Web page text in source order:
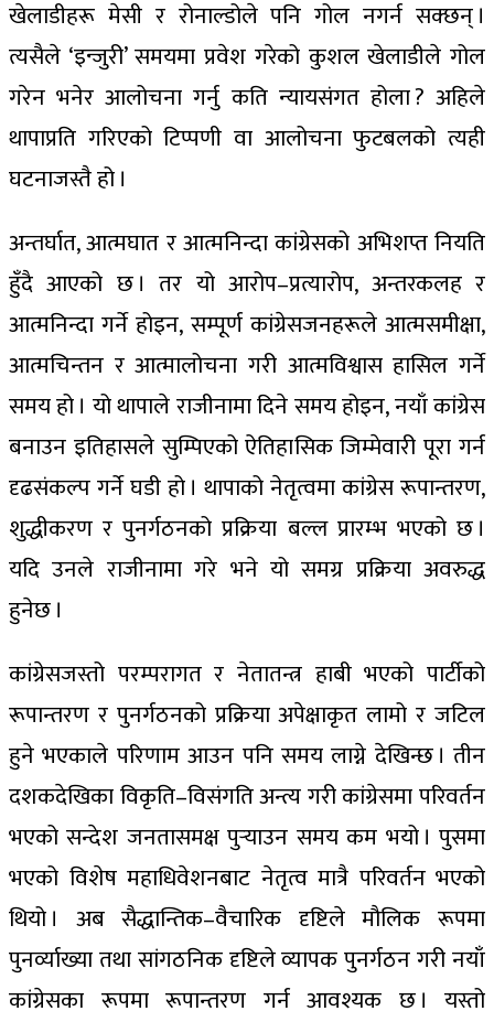
खेलाडीहरू मेसी र रोनाल्डोले पनि गोल नगर्न सक्छन् ।
त्यसैले ‘इन्जुरी’ समयमा प्रवेश गरेको कुशल खेलाडीले गोल
गरेन भनेर आलोचना गर्नु कति न्यायसंगत होला ? अहिले
थापाप्रति गरिएको टिप्पणी वा आलोचना फुटबलको त्यही
घटनाजस्तै हो ।
अन्तर्घात, आत्मघात र आत्मनिन्दा कांग्रेसको अभिशप्त नियति
हुँदै आएको छ । तर यो आरोप–प्रत्यारोप, अन्तरकलह र
आत्मनिन्दा गर्ने होइन, सम्पूर्ण कांग्रेसजनहरूले आत्मसमीक्षा,
आत्मचिन्तन र आत्मालोचना गरी आत्मविश्वास हासिल गर्ने
समय हो । यो थापाले राजीनामा दिने समय होइन, नयाँ कांग्रेस
बनाउन इतिहासले सुम्पिएको ऐतिहासिक जिम्मेवारी पूरा गर्न
दृढसंकल्प गर्ने घडी हो । थापाको नेतृत्वमा कांग्रेस रूपान्तरण,
शुद्धीकरण र पुनर्गठनको प्रक्रिया बल्ल प्रारम्भ भएको छ ।
यदि उनले राजीनामा गरे भने यो समग्र प्रक्रिया अवरुद्ध
हुनेछ ।
कांग्रेसजस्तो परम्परागत र नेतातन्त्र हाबी भएको पार्टीको
रूपान्तरण र पुनर्गठनको प्रक्रिया अपेक्षाकृत लामो र जटिल
हुने भएकाले परिणाम आउन पनि समय लाग्ने देखिन्छ । तीन
दशकदेखिका विकृति–विसंगति अन्त्य गरी कांग्रेसमा परिवर्तन
भएको सन्देश जनतासमक्ष पुर्‍याउन समय कम भयो । पुसमा
भएको विशेष महाधिवेशनबाट नेतृत्व मात्रै परिवर्तन भएको
थियो । अब सैद्धान्तिक–वैचारिक दृष्टिले मौलिक रूपमा
पुनर्व्याख्या तथा सांगठनिक दृष्टिले व्यापक पुनर्गठन गरी नयाँ
कांग्रेसका रूपमा रूपान्तरण गर्न आवश्यक छ । यस्तो